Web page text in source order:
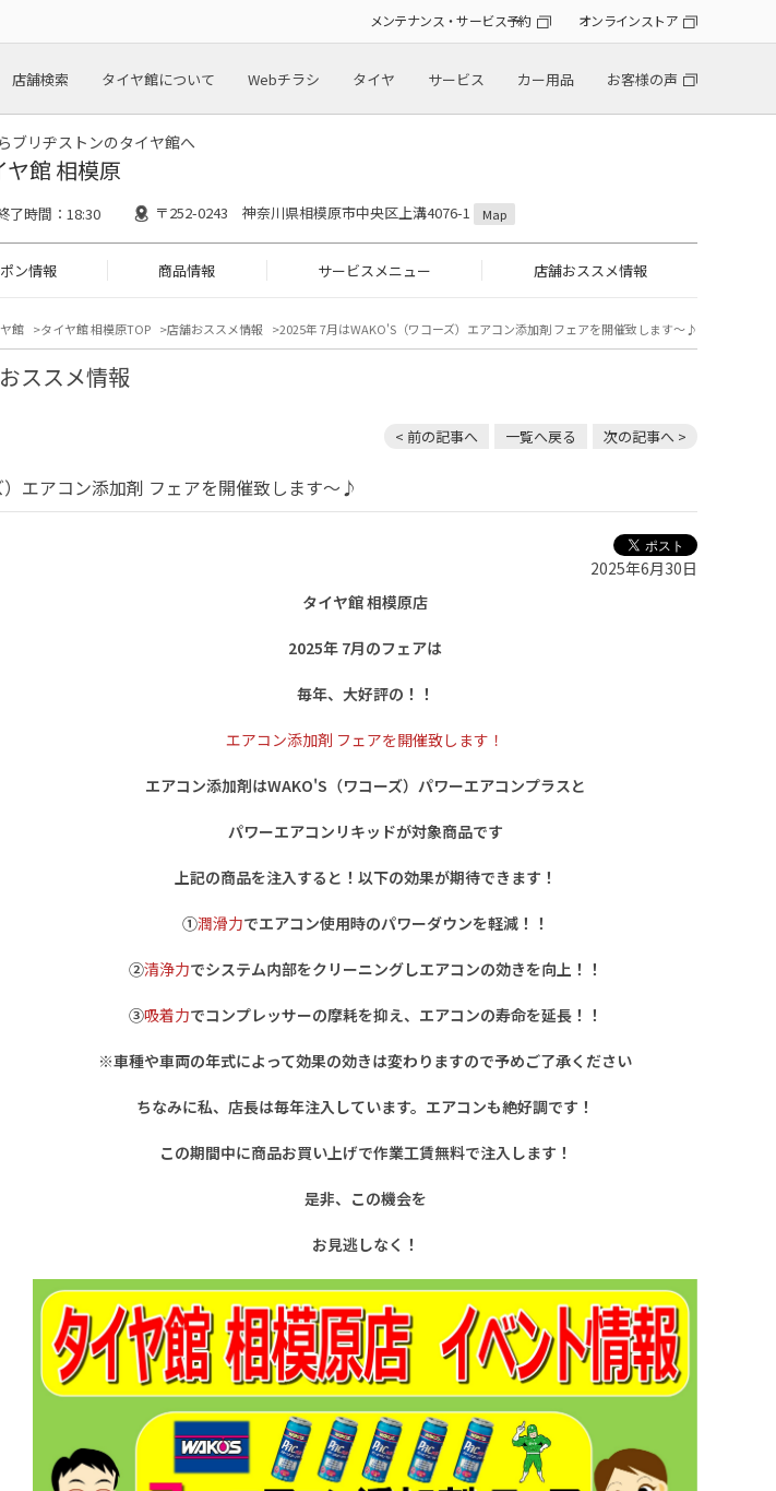
メンテナンス・サービス予約 オンラインストア
店舗検索 タイヤ館について Webチラシ タイヤ サービス カー用品 お客様の声
ブリヂストンのタイヤ館へ
ヤ館 相模原
時間：18:30 〒252-0243 神奈川県相模原市中央区上溝4076-1 Map
ン情報 商品情報 サービスメニュー 店舗おススメ情報
館 タイヤ館 相模原TOP 店舗おススメ情報 2025年 7月はWAKO'S（ワコーズ）エアコン添加剤 フェアを開催致します～♪
ススメ情報
< 前の記事へ 一覧へ戻る 次の記事へ >
エアコン添加剤 フェアを開催致します～♪
2025年6月30日
タイヤ館 相模原店
2025年 7月のフェアは
毎年、大好評の！！
エアコン添加剤 フェアを開催致します！
エアコン添加剤はWAKO'S（ワコーズ）パワーエアコンプラスと
パワーエアコンリキッドが対象商品です
上記の商品を注入すると！以下の効果が期待できます！
①潤滑力でエアコン使用時のパワーダウンを軽減！！
②清浄力でシステム内部をクリーニングしエアコンの効きを向上！！
③吸着力でコンプレッサーの摩耗を抑え、エアコンの寿命を延長！！
※車種や車両の年式によって効果の効きは変わりますので予めご了承ください
ちなみに私、店長は毎年注入しています。エアコンも絶好調です！
この期間中に商品お買い上げで作業工賃無料で注入します！
是非、この機会を
お見逃しなく！